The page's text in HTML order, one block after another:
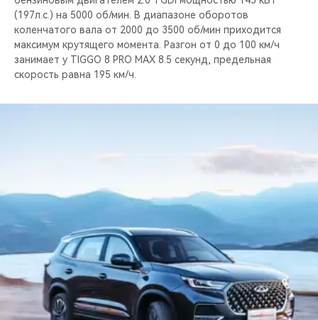
(197л.c.) на 5000 об/мин. В диапазоне оборотов
коленчатого вала от 2000 до 3500 об/мин приходится
максимум крутящего момента. Разгон от 0 до 100 км/ч
занимает у TIGGO 8 PRO MAX 8.5 секунд, предельная
скорость равна 195 км/ч.